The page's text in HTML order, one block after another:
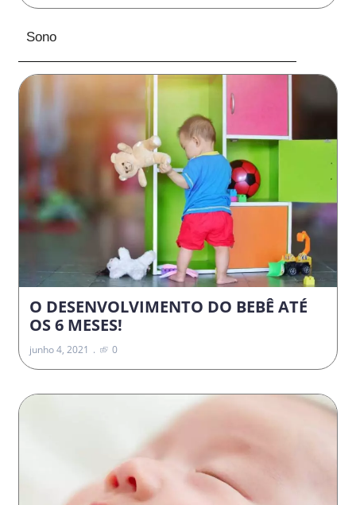
Sono
O DESENVOLVIMENTO DO BEBÊ ATÉ
OS 6 MESES!
junho 4, 2021 0